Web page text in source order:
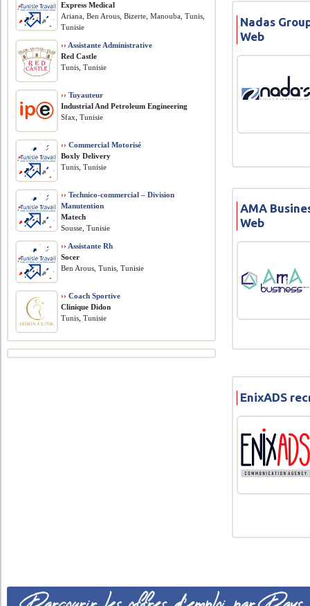
Nadas
Web
AMA
Web
EnixADS
Express Medical
Ariana, Ben Arous, Bizerte, Manouba, Tunis,
Tunisie
›› Assistante Administrative
Red Castle
Tunis, Tunisie
›› Tuyauteur
​Industrial And Petroleum Engineering
Sfax, Tunisie
›› Commercial Motorisé
Boxly Delivery
Tunis, Tunisie
›› Technico-commercial – Division
Manutention
Matech
Sousse, Tunisie
›› Assistante Rh
Socer
Ben Arous, Tunis, Tunisie
›› Coach Sportive
Clinique Didon
Tunis, Tunisie